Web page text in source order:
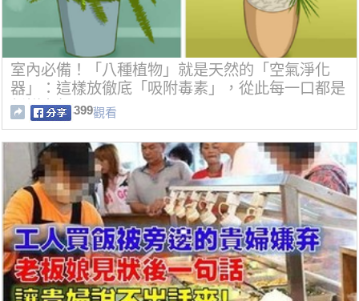
室內必備！「八種植物」就是天然的「空氣淨化
器」：這樣放徹底「吸附毒素」，從此每一口都是
新鮮空氣！
399觀看